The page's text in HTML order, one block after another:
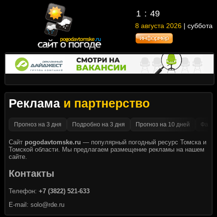
1 : 49
8 августа 2026 | суббота
Реклама и партнерство
Прогноз на 3 дня Подробно на 3 дня Прогноз на 10 дней
Сайт pogodavtomske.ru — популярный погодный ресурс Томска и
Томской области. Мы предлагаем размещение рекламы на нашем
сайте.
Контакты
Телефон: +7 (3822) 521-633
E-mail: solo@rde.ru